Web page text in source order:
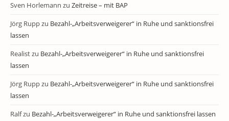
Sven Horlemann zu Zeitreise – mit BAP
Jörg Ruppzu Bezahl-„Arbeitsverweigerer“ in Ruhe und sanktionsfrei
lassen
Realistzu Bezahl-„Arbeitsverweigerer“ in Ruhe und sanktionsfrei
lassen
Jörg Ruppzu Bezahl-„Arbeitsverweigerer“ in Ruhe und sanktionsfrei
lassen
Ralfzu Bezahl-„Arbeitsverweigerer“ in Ruhe und sanktionsfrei lassen